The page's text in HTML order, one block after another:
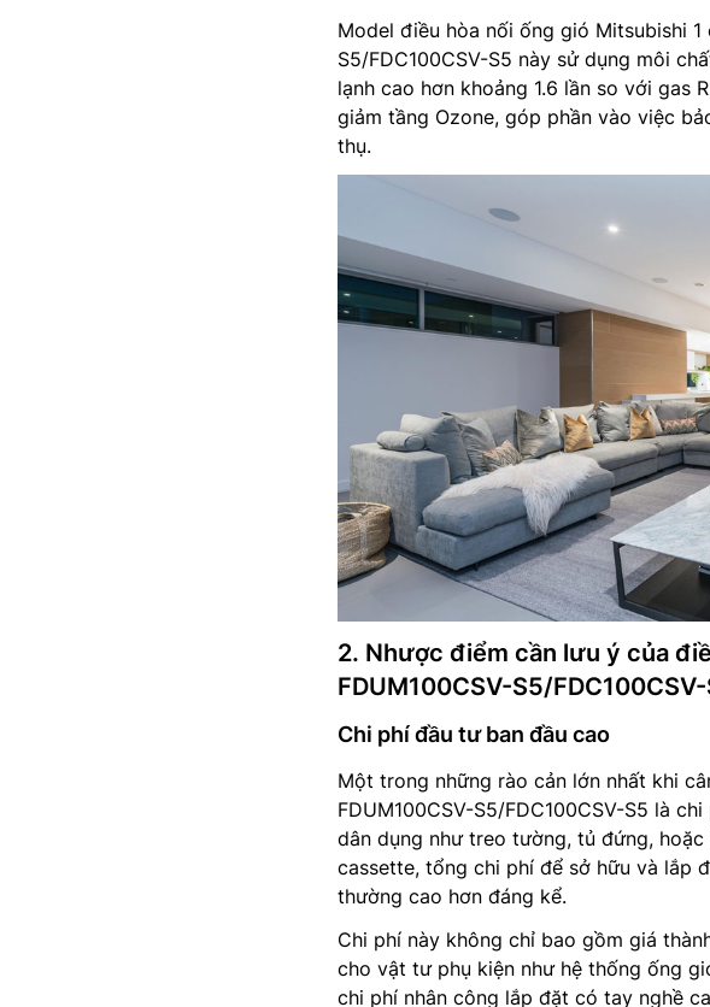
Model điều hòa nối ống gió Mitsubishi
S5/FDC100CSV-S5 này sử dụng môi
lạnh cao hơn khoảng 1.6 lần so với gas
giảm tầng Ozone, góp phần vào việc
thụ.
2. Nhược điểm cần lưu ý của
FDUM100CSV-S5/
Chi phí đầu tư ban đầu cao
Một trong những rào cản lớn nhất khi
FDUM100CSV-S5/FDC100CSV-S5 là
dân dụng như treo tường, tủ đứng,
cassette, tổng chi phí để sở hữu và lắp
thường cao hơn đáng kể.
Chi phí này không chỉ bao gồm giá
cho vật tư phụ kiện như hệ thống ống
chi phí nhân công lắp đặt có tay nghề